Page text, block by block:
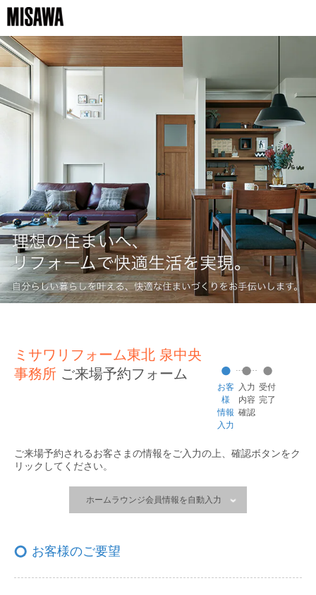
ミサワリフォーム東北 泉中央
事務所 ご来場予約フォーム
お客
様
情報
入力
入力
内容
確認
受付
完了
ご来場予約されるお客さまの情報をご入力の上、 確認ボタンをク
リックしてください。
ホームラウンジ会員情報を自動入力
お客様のご要望